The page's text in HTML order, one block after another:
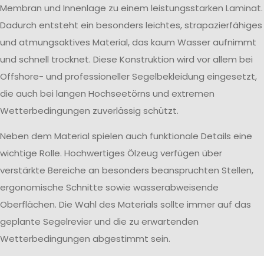
Membran und Innenlage zu einem leistungsstarken Laminat.
Dadurch entsteht ein besonders leichtes, strapazierfähiges
und atmungsaktives Material, das kaum Wasser aufnimmt
und schnell trocknet. Diese Konstruktion wird vor allem bei
Offshore- und professioneller Segelbekleidung eingesetzt,
die auch bei langen Hochseetörns und extremen
Wetterbedingungen zuverlässig schützt.
Neben dem Material spielen auch funktionale Details eine
wichtige Rolle. Hochwertiges Ölzeug verfügen über
verstärkte Bereiche an besonders beanspruchten Stellen,
ergonomische Schnitte sowie wasserabweisende
Oberflächen. Die Wahl des Materials sollte immer auf das
geplante Segelrevier und die zu erwartenden
Wetterbedingungen abgestimmt sein.